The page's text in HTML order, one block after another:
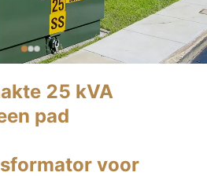
25 kVA
pad
voor